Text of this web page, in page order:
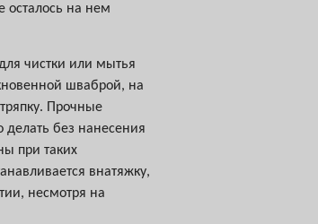
осталось на нем
чистки или мытья
шваброй, на
Прочные
делать без нанесения
при таких
внатяжку,
несмотря на